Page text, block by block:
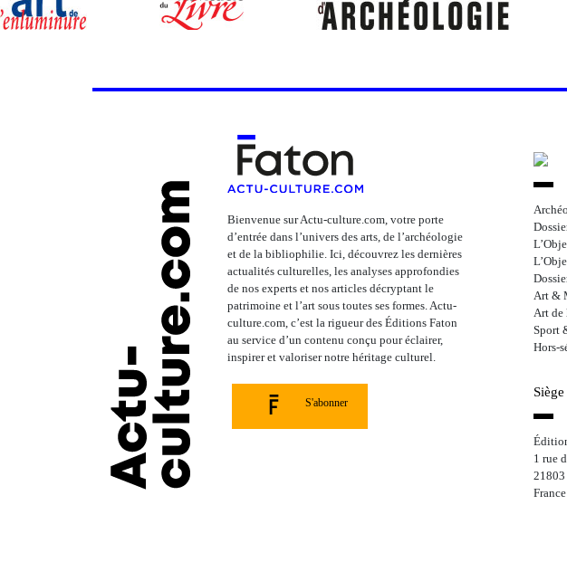
Bienvenue sur Actu-culture.com, votre porte
d’entrée dans l’univers des arts, de l’archéologie
et de la bibliophilie. Ici, découvrez les dernières
actualités culturelles, les analyses approfondies
de nos experts et nos articles décryptant le
patrimoine et l’art sous toutes ses formes. Actu-
culture.com, c’est la rigueur des Éditions Faton
au service d’un contenu conçu pour éclairer,
inspirer et valoriser notre héritage culturel.
S'abonner
Art &
Art de
Sport
Hors-
1 rue
France